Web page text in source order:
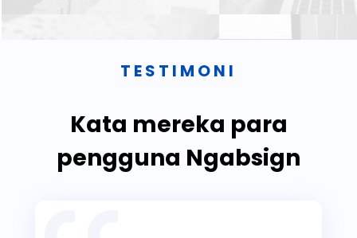
TESTIMONI
Kata mereka para
pengguna Ngabsign